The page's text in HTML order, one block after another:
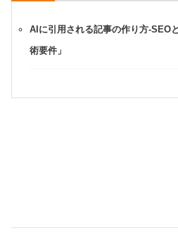
AIに引用される記事の作り方-SEO
術要件」